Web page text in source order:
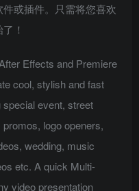
或插件。只需将您喜欢
！
Effects and Premiere
cool, stylish and fast
event, street
logo openers,
wedding, music
etc. A quick Multi-
video presentation